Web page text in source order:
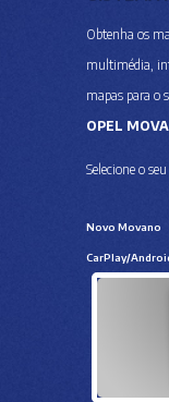
Obtenha os
multimédia,
mapas para o
OPEL
Selecione o
Novo Movano
CarPlay/